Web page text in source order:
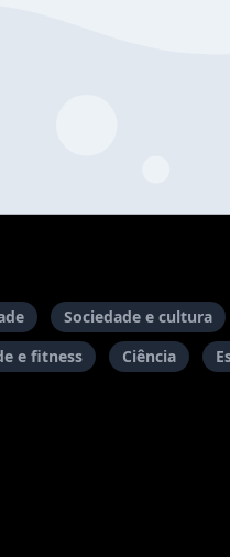
Sociedade e cultura
e fitness Ciência